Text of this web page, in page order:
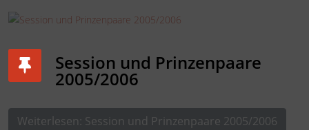
Session und Prinzenpaare
2005/2006
Weiterlesen: Session und Prinzenpaare 2005/2006